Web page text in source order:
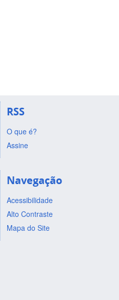
RSS
O que é?
Assine
Navegação
Acessibilidade
Alto Contraste
Mapa do Site